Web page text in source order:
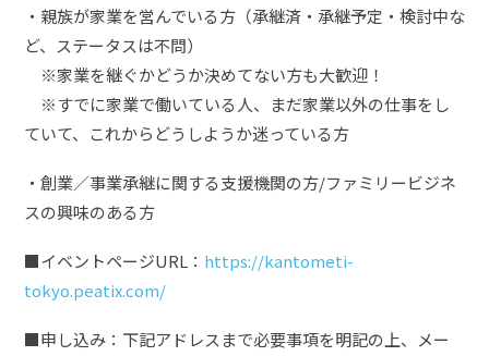
・親族が家業を営んでいる方（承継済・承継予定・検討中な
ど、ステータスは不問）
※家業を継ぐかどうか決めてない方も大歓迎！
※すでに家業で働いている人、まだ家業以外の仕事をし
ていて、これからどうしようか迷っている方
・創業／事業承継に関する支援機関の方/ファミリービジネ
スの興味のある方
■イベントページURL： https://kantometi-
tokyo.peatix.com/
■申し込み：下記アドレスまで必要事項を明記の上、メー